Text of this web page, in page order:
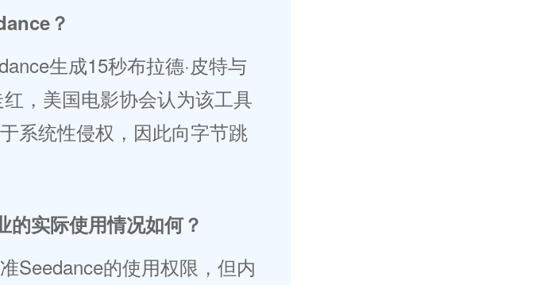
？
生成15秒布拉德·皮特与
，美国电影协会认为该工具
系统性侵权，因此向字节跳
实际使用情况如何？
Seedance的使用权限，但内